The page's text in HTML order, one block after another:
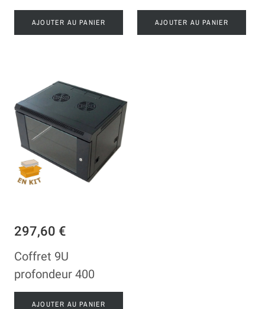
AJOUTER AU PANIER AJOUTER AU PANIER
297,60 €
Coffret 9U
profondeur 400
AJOUTER AU PANIER